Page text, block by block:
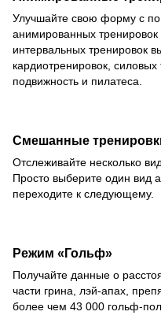
Улучшайте свою форму с
анимированных
интервальных тренировок
кардиотренировок,
подвижность и пилатеса.
Смешанные
Отслеживайте несколько
Просто выберите один вид
переходите к следующему.
Режим «Гольф»
Получайте данные о
части грина, лэй-апах,
более чем 43 000 гольф-